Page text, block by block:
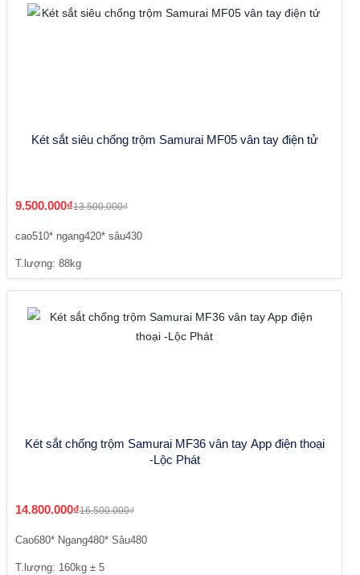
Két sắt siêu chống trộm Samurai MF05 vân tay điện tử
9.500.000₫13.500.000₫
cao510* ngang420* sâu430
T.lượng: 88kg
Két sắt chống trộm Samurai MF36 vân tay App điện thoại
-Lộc Phát
14.800.000₫16.500.000₫
Cao680* Ngang480* Sâu480
T.lượng: 160kg ± 5